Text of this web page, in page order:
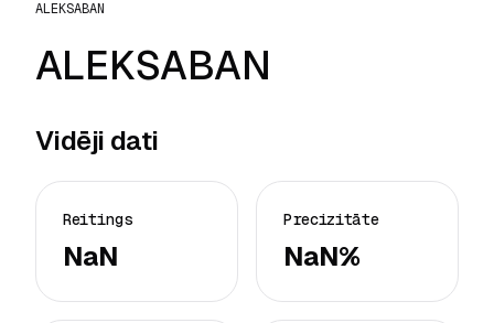
ALEKSABAN
ALEKSABAN
Vidēji dati
Reitings
NaN
Precizitāte
NaN%